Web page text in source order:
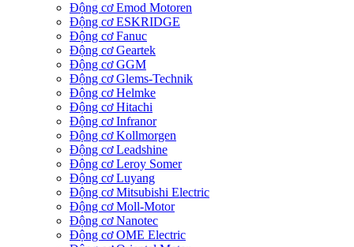
Động cơ Emod Motoren
Động cơ ESKRIDGE
Động cơ Fanuc
Động cơ Geartek
Động cơ GGM
Động cơ Glems-Technik
Động cơ Helmke
Động cơ Hitachi
Động cơ Infranor
Động cơ Kollmorgen
Động cơ Leadshine
Động cơ Leroy Somer
Động cơ Luyang
Động cơ Mitsubishi Electric
Động cơ Moll-Motor
Động cơ Nanotec
Động cơ OME Electric